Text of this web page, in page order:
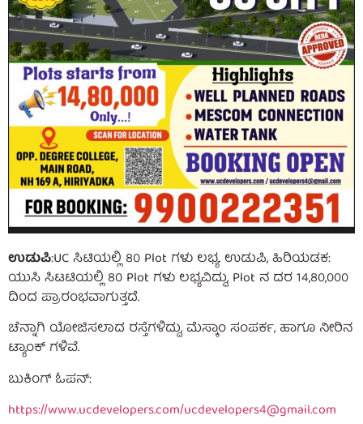
ಉಡುಪಿ:UC ಸಿಟಿಯಲ್ಲಿ 80 Plot ಗಳು ಲಭ್ಯ. ಉಡುಪಿ, ಹಿರಿಯಡಕ:
ಯುಸಿ ಸಿಟಟಿಯಲ್ಲಿ 80 Plot ಗಳು ಲಭ್ಯವಿದ್ದು, Plot ನ ದರ 14,80,000
ದಿಂದ ಪ್ರಾರಂಭವಾಗುತ್ತದೆ.
ಚೆನ್ನಾಗಿ ಯೋಜಿಸಲಾದ ರಸ್ತೆಗಳಿದ್ದು, ಮೆಸ್ಕಾಂ ಸಂಪರ್ಕ, ಹಾಗೂ ನೀರಿನ
ಟ್ಯಾಂಕ್ ಗಳಿವೆ.
ಬುಕಿಂಗ್ ಓಪನ್‌:
https://www.ucdevelopers.com/ucdevelopers4@gmail.com